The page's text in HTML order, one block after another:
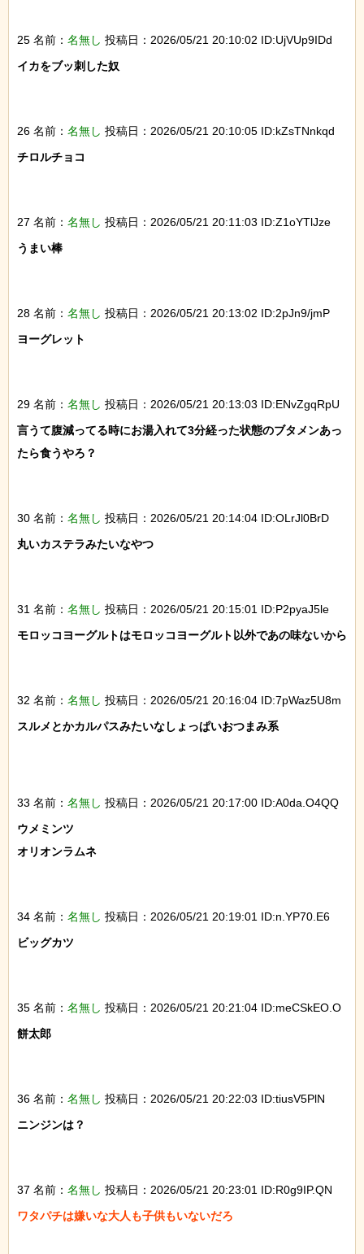
25 名前： 名無し 投稿日：2026/05/21 20:10:02 ID:UjVUp9IDd
イカをブッ刺した奴
26 名前： 名無し 投稿日：2026/05/21 20:10:05 ID:kZsTNnkqd
チロルチョコ
27 名前： 名無し 投稿日：2026/05/21 20:11:03 ID:Z1oYTlJze
うまい棒
28 名前： 名無し 投稿日：2026/05/21 20:13:02 ID:2pJn9/jmP
ヨーグレット
29 名前： 名無し 投稿日：2026/05/21 20:13:03 ID:ENvZgqRpU
言うて腹減ってる時にお湯入れて3分経った状態のブタメンあっ
たら食うやろ？
30 名前： 名無し 投稿日：2026/05/21 20:14:04 ID:OLrJl0BrD
丸いカステラみたいなやつ
31 名前： 名無し 投稿日：2026/05/21 20:15:01 ID:P2pyaJ5le
モロッコヨーグルトはモロッコヨーグルト以外であの味ないから
32 名前： 名無し 投稿日：2026/05/21 20:16:04 ID:7pWaz5U8m
スルメとかカルパスみたいなしょっぱいおつまみ系
33 名前： 名無し 投稿日：2026/05/21 20:17:00 ID:A0da.O4QQ
ウメミンツ
オリオンラムネ
34 名前： 名無し 投稿日：2026/05/21 20:19:01 ID:n.YP70.E6
ビッグカツ
35 名前： 名無し 投稿日：2026/05/21 20:21:04 ID:meCSkEO.O
餅太郎
36 名前： 名無し 投稿日：2026/05/21 20:22:03 ID:tiusV5PlN
ニンジンは？
37 名前： 名無し 投稿日：2026/05/21 20:23:01 ID:R0g9IP.QN
ワタパチは嫌いな大人も子供もいないだろ